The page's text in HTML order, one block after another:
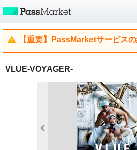
【重要】PassMarketサービス
VLUE-VOYAGER-